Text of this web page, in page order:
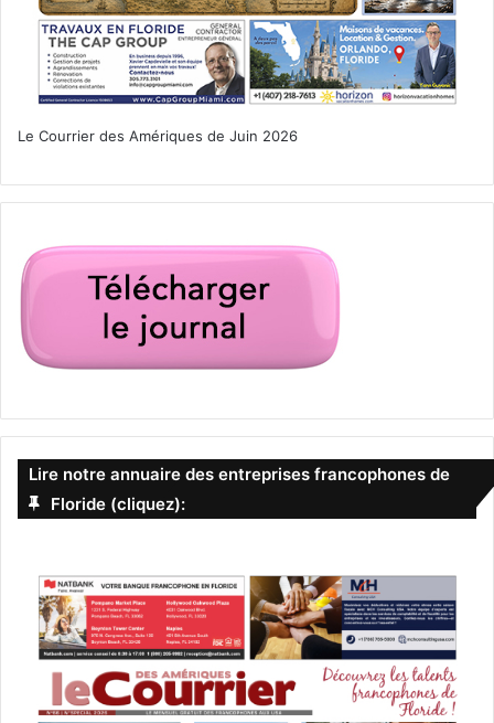
Le Courrier des Amériques de Juin 2026
Lire notre annuaire des entreprises francophones de
Floride (cliquez):